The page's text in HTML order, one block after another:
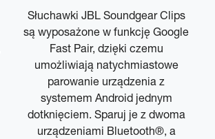
Słuchawki JBL Soundgear Clips
są wyposażone w funkcję Google
Fast Pair, dzięki czemu
umożliwiają natychmiastowe
parowanie urządzenia z
systemem Android jednym
dotknięciem. Sparuj je z dwoma
urządzeniami Bluetooth®, a